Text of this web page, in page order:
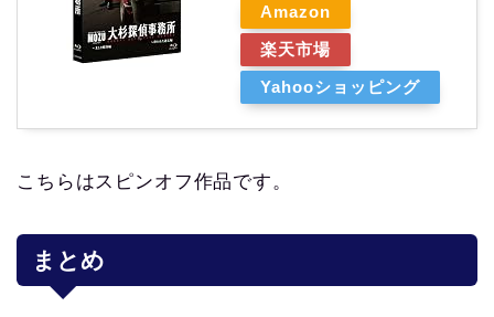
Amazon
楽天市場
Yahooショッピング
こちらはスピンオフ作品です。
まとめ